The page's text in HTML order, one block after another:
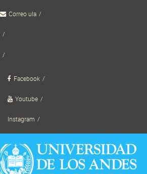
to Correo ula
Facebook
Youtube
Instagram